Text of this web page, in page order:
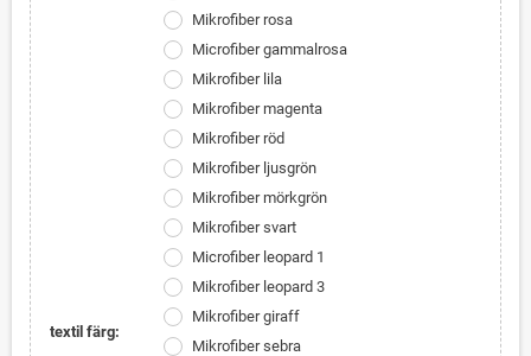
textil färg:
Mikrofiber rosa
Microfiber gammalrosa
Mikrofiber lila
Mikrofiber magenta
Mikrofiber röd
Mikrofiber ljusgrön
Mikrofiber mörkgrön
Mikrofiber svart
Microfiber leopard 1
Mikrofiber leopard 3
Mikrofiber giraff
Mikrofiber sebra